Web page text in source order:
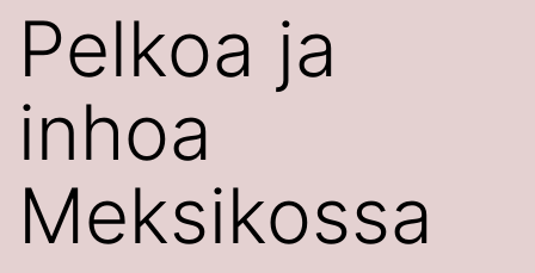
Pelkoa ja
inhoa
Meksikossa